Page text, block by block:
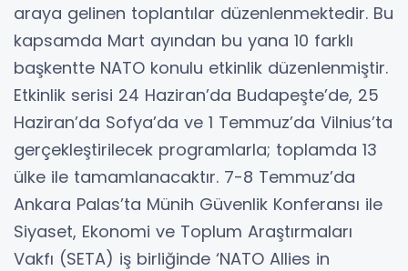
araya gelinen toplantılar düzenlenmektedir. Bu
kapsamda Mart ayından bu yana 10 farklı
başkentte NATO konulu etkinlik düzenlenmiştir.
Etkinlik serisi 24 Haziran’da Budapeşte’de, 25
Haziran’da Sofya’da ve 1 Temmuz’da Vilnius’ta
gerçekleştirilecek programlarla; toplamda 13
ülke ile tamamlanacaktır. 7-8 Temmuz’da
Ankara Palas’ta Münih Güvenlik Konferansı ile
Siyaset, Ekonomi ve Toplum Araştırmaları
Vakfı (SETA) iş birliğinde ‘NATO Allies in